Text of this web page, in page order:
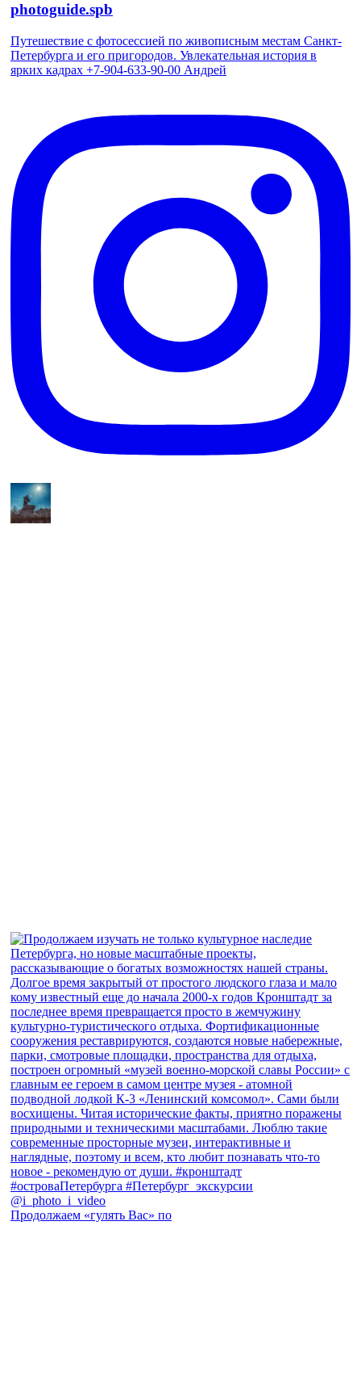
photoguide.spb
Путешествие с фотосессией по живописным местам Санкт-
Петербурга и его пригородов. Увлекательная история в
ярких кадрах +7-904-633-90-00 Андрей
Продолжаем «гулять Вас» по